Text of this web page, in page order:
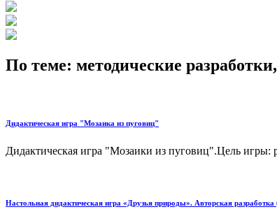
По теме: методические
Дидактическая игра "Мозаика из пуговиц"
Дидактическая игра "Мозаики из пуговиц".Цель игры:
Настольная дидактическая игра «Друзья природы». Авторская